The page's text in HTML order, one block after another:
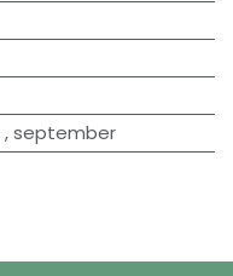
,september